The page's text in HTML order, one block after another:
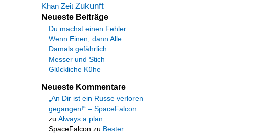
Khan Zeit Zukunft
Neueste Beiträge
Du machst einen Fehler
Wenn Einen, dann Alle
Damals gefährlich
Messer und Stich
Glückliche Kühe
Neueste Kommentare
„An Dir ist ein Russe verloren
gegangen!“ – SpaceFalcon
zu Always a plan
SpaceFalcon zu Bester